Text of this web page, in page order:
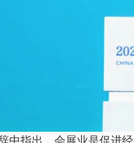
中指出，会展业是促进